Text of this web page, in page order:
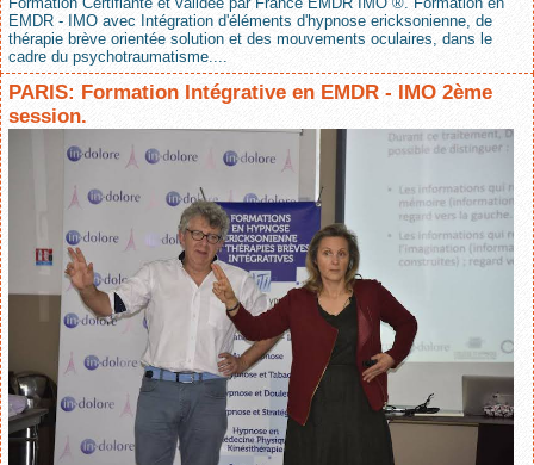
EMDR - IMO avec Intégration d'éléments d'hypnose ericksonienne, de
thérapie brève orientée solution et des mouvements oculaires, dans le
cadre du psychotraumatisme....
PARIS: Formation Intégrative en EMDR - IMO 2ème
session.